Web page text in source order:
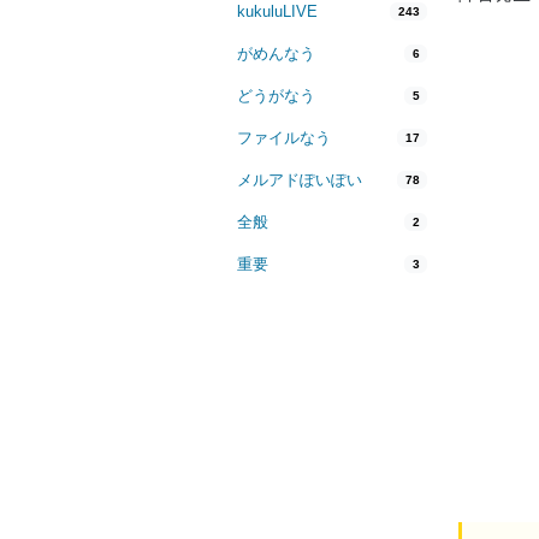
kukuluLIVE 243
がめんなう 6
どうがなう 5
ファイルなう 17
メルアドぽいぽい 78
全般 2
重要 3